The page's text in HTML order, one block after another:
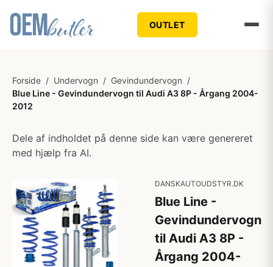
OUTLET
Forside / Undervogn / Gevindundervogn /
Blue Line - Gevindundervogn til Audi A3 8P - Årgang 2004-
2012
Dele af indholdet på denne side kan være genereret
med hjælp fra AI.
DANSKAUTOUDSTYR.DK
Blue Line -
Gevindundervogn
til Audi A3 8P -
Årgang 2004-